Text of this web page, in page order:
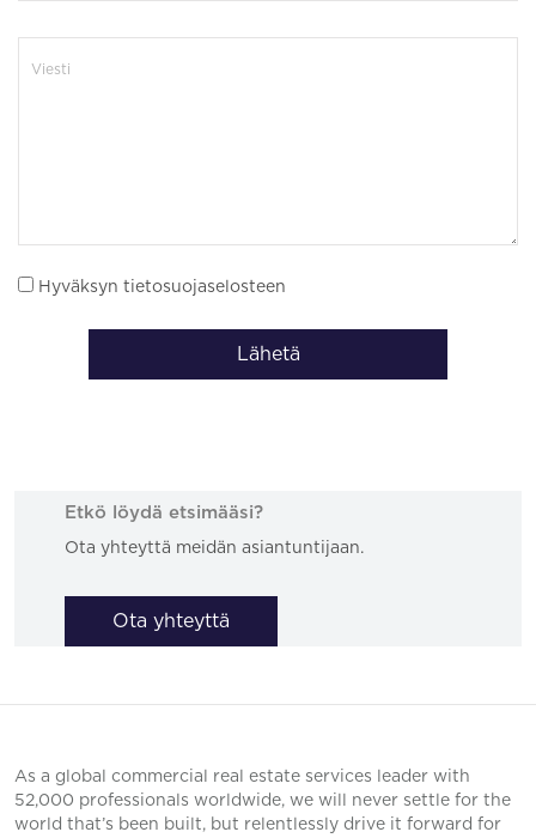
Hyväksyn tietosuojaselosteen
Lähetä
Etkö löydä etsimääsi?
Ota yhteyttä meidän asiantuntijaan.
Ota yhteyttä
As a global commercial real estate services leader with
52,000 professionals worldwide, we will never settle for the
world that’s been built, but relentlessly drive it forward for